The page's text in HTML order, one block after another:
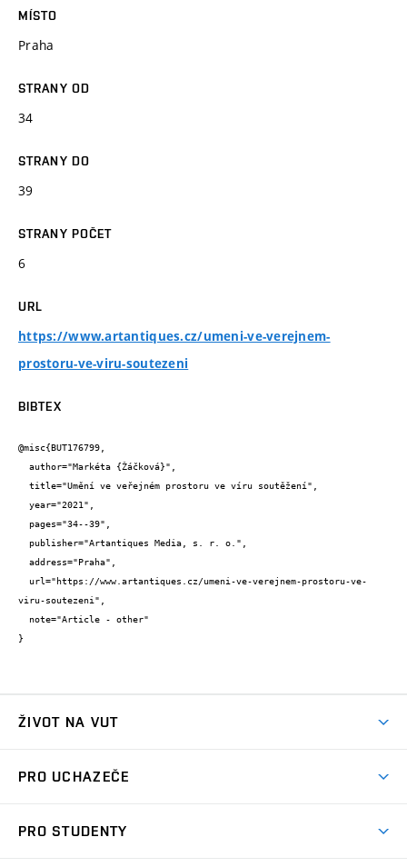
MÍSTO
Praha
STRANY OD
34
STRANY DO
39
STRANY POČET
6
URL
https://www.artantiques.cz/umeni-ve-verejnem-
prostoru-ve-viru-soutezeni
BIBTEX
@misc{BUT176799,
viru-soutezeni",
}
ŽIVOT NA VUT
Koleje
PRO UCHAZEČE
PRO STUDENTY